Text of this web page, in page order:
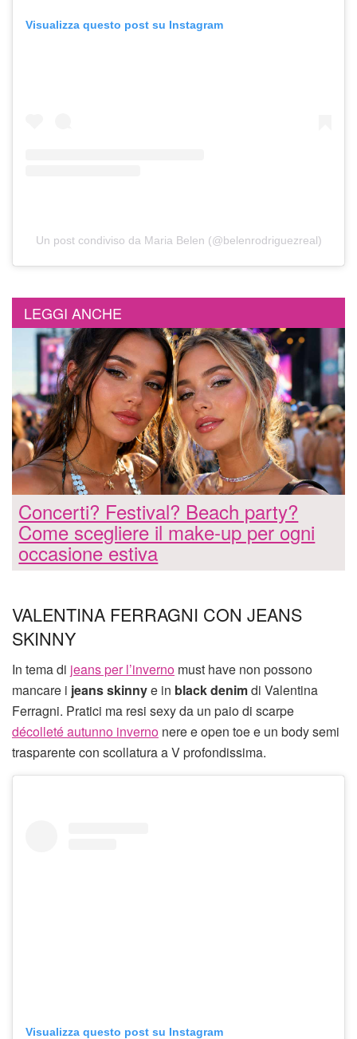
Visualizza questo post su Instagram
Un post condiviso da Maria Belen (@belenrodriguezreal)
LEGGI ANCHE
Concerti? Festival? Beach party?
Come scegliere il make-up per ogni
occasione estiva
VALENTINA FERRAGNI CON JEANS
SKINNY
In tema di jeans per l’inverno must have non possono
mancare i jeans skinnye in black denimdi Valentina
Ferragni. Pratici ma resi sexy da un paio di scarpe
décolleté autunno inverno nere e open toe e un body semi
trasparente con scollatura a V profondissima.
Visualizza questo post su Instagram